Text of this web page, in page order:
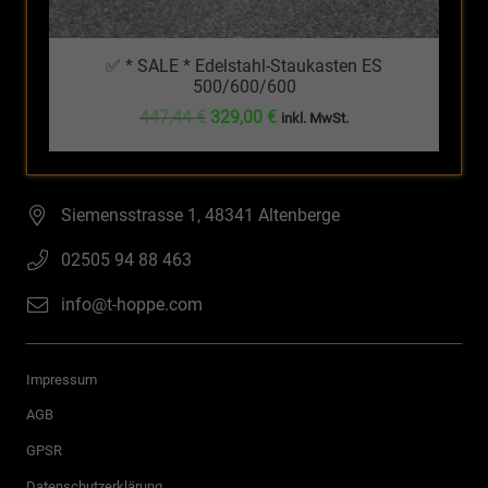
✅ * SALE * Edelstahl-Staukasten ES
500/600/600
447,44€ Ursprünglicher
Preis
war:
447,44 €
329,00 €Aktueller
Preis
ist:
329,00 €.
inkl. MwSt.
Siemensstrasse 1, 48341 Altenberge
02505 94 88 463
info@t-hoppe.com
Impressum
AGB
GPSR